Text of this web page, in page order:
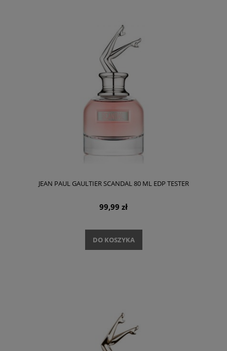
JEAN PAUL GAULTIER SCANDAL 80 ML EDP TESTER
99,99 zł
DO KOSZYKA